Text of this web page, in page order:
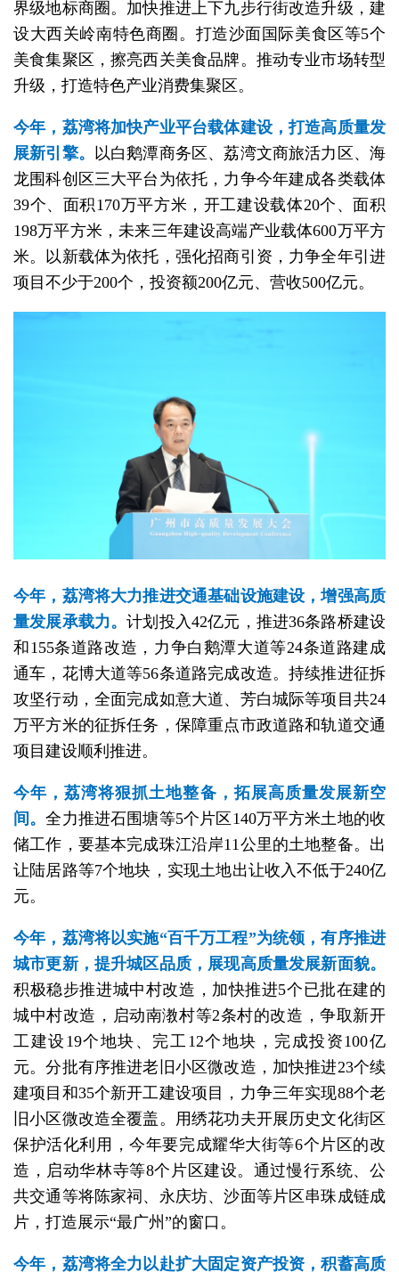
界级地标商圈。加快推进上下九步行街改造升级，建
设大西关岭南特色商圈。打造沙面国际美食区等5个
美食集聚区，擦亮西关美食品牌。推动专业市场转型
升级，打造特色产业消费集聚区。
今年，荔湾将加快产业平台载体建设，打造高质量发
展新引擎。
以白鹅潭商务区、荔湾文商旅活力区、海
龙围科创区三大平台为依托，力争今年建成各类载体
39个、面积170万平方米，开工建设载体20个、面积
198万平方米，未来三年建设高端产业载体600万平方
米。以新载体为依托，强化招商引资，力争全年引进
项目不少于200个，投资额200亿元、营收500亿元。
今年，荔湾将大力推进交通基础设施建设，增强高质
量发展承载力。计划投入42亿元，推进36条路桥建设
和155条道路改造，力争白鹅潭大道等24条道路建成
通车，花博大道等56条道路完成改造。持续推进征拆
攻坚行动，全面完成如意大道、芳白城际等项目共24
万平方米的征拆任务，保障重点市政道路和轨道交通
项目建设顺利推进。
今年，荔湾将狠抓土地整备，拓展高质量发展新空
间。全力推进石围塘等5个片区140万平方米土地的收
储工作，要基本完成珠江沿岸11公里的土地整备。出
让陆居路等7个地块，实现土地出让收入不低于240亿
元。
今年，荔湾将以实施“百千万工程”为统领，有序推进
城市更新，提升城区品质，展现高质量发展新面貌。
积极稳步推进城中村改造，加快推进5个已批在建的
城中村改造，启动南漖村等2条村的改造，争取新开
工建设19个地块、完工12个地块，完成投资100亿
元。分批有序推进老旧小区微改造，加快推进23个续
建项目和35个新开工建设项目，力争三年实现88个老
旧小区微改造全覆盖。用绣花功夫开展历史文化街区
保护活化利用，今年要完成耀华大街等6个片区的改
造，启动华林寺等8个片区建设。通过慢行系统、公
共交通等将陈家祠、永庆坊、沙面等片区串珠成链成
片，打造展示“最广州”的窗口。
今年，荔湾将全力以赴扩大固定资产投资，积蓄高质